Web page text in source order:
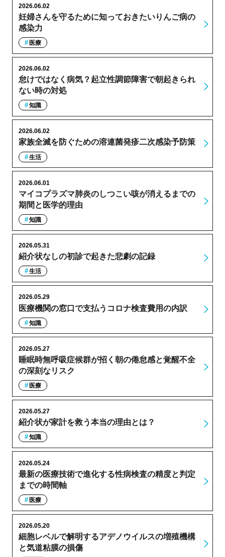
妊婦さんを守るために知っておきたいりんご病の
感染力
2026.06.02
医療
怠けではなく病気？起立性調節障害で朝起きられ
ない時の対処
2026.06.02
知識
家族全滅を防ぐための溶連菌発疹二次感染予防策
2026.06.02
生活
マイコプラズマ肺炎のしつこい咳が消えるまでの
期間と医学的理由
2026.06.01
知識
紹介状なしの初診で起きた悲劇の記録
2026.05.31
生活
医療機関の窓口で支払うコロナ検査費用の内訳
2026.05.29
知識
睡眠時無呼吸症候群が招く朝の倦怠感と覚醒不全
の深刻なリスク
2026.05.27
医療
紹介状が家計を救う本当の理由とは？
2026.05.27
知識
最新の医療技術で進化する性病検査の精度と判定
までの時間軸
2026.05.24
医療
細胞レベルで解明するアデノウイルスの増殖機構
と気道粘膜の損傷
2026.05.20